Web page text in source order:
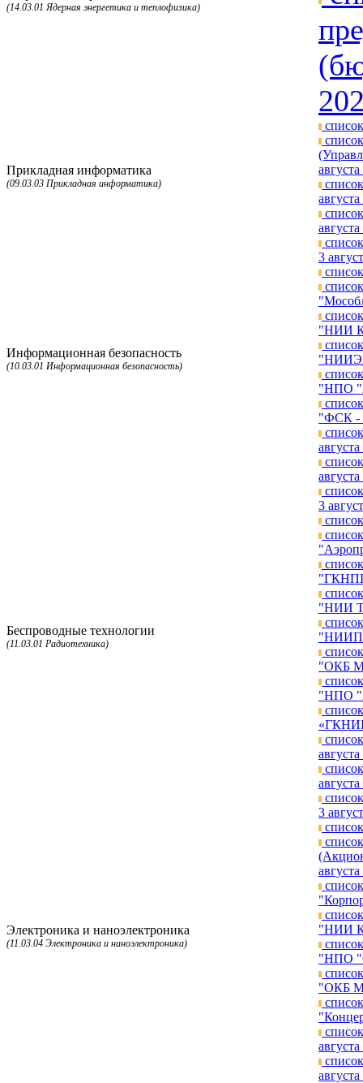
(14.03.01 Ядерная энергетика и теплофизика)
Прикладная информатика
(09.03.03 Прикладная информатика)
Информационная безопасность
(10.03.01 Информационная безопасность)
3
"НИИ
"НПО
"ФСК -
Беспроводные технологии
(11.03.01 Радиотехника)
3
"ГКНПЦ
"НИИ
"НИИП
"ОКБ
"НПО
Электроника и наноэлектроника
(11.03.04 Электроника и наноэлектроника)
3
"НИИ
"НПО
"ОКБ